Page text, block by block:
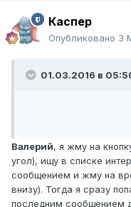
Каспер
Опубликовано 3
01.03.2016 в
Валерий, я жму на
угол), ищу в списке
сообщением и жму на
внизу). Тогда я сразу
последним сообщением